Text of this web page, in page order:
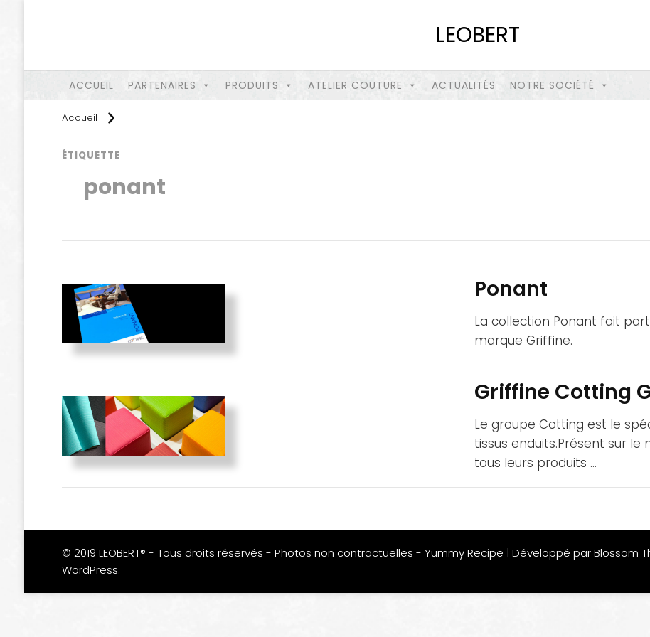
LEOBERT
ACCUEIL PARTENAIRES PRODUITS ATELIER COUTURE ACTUALITÉS NOTRE SOCIÉTÉ
Accueil
ÉTIQUETTE
ponant
Ponant
La collection Ponant fait
marque Griffine.
Griffine Cotting
Le groupe Cotting est le
tissus enduits.Présent sur
tous leurs produits …
© 2019 LEOBERT® - Tous droits réservés - Photos non contractuelles - Yummy Recipe | Développé parBlossom
WordPress.